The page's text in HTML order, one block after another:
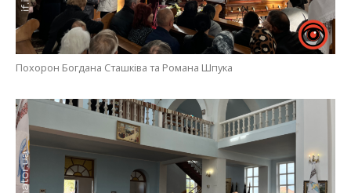
Похорон Богдана Сташківа та Романа Шпука